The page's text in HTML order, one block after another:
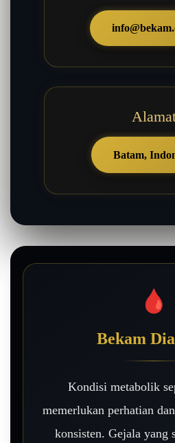
Batam,
🩸
Bekam
Kondisi metabolik
memerlukan perhatian
konsisten. Gejala yang